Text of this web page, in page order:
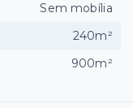
Sem mobília
240m²
900m²